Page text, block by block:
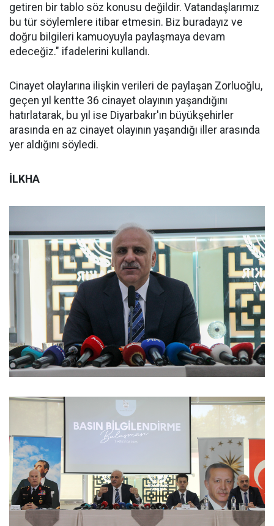
getiren bir tablo söz konusu değildir. Vatandaşlarımız
bu tür söylemlere itibar etmesin. Biz buradayız ve
doğru bilgileri kamuoyuyla paylaşmaya devam
edeceğiz." ifadelerini kullandı.
Cinayet olaylarına ilişkin verileri de paylaşan Zorluoğlu,
geçen yıl kentte 36 cinayet olayının yaşandığını
hatırlatarak, bu yıl ise Diyarbakır'ın büyükşehirler
arasında en az cinayet olayının yaşandığı iller arasında
yer aldığını söyledi.
İLKHA